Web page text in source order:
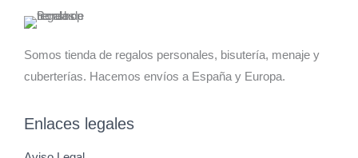
Somos tienda de regalos personales, bisutería, menaje y
cuberterías. Hacemos envíos a España y Europa.
Enlaces legales